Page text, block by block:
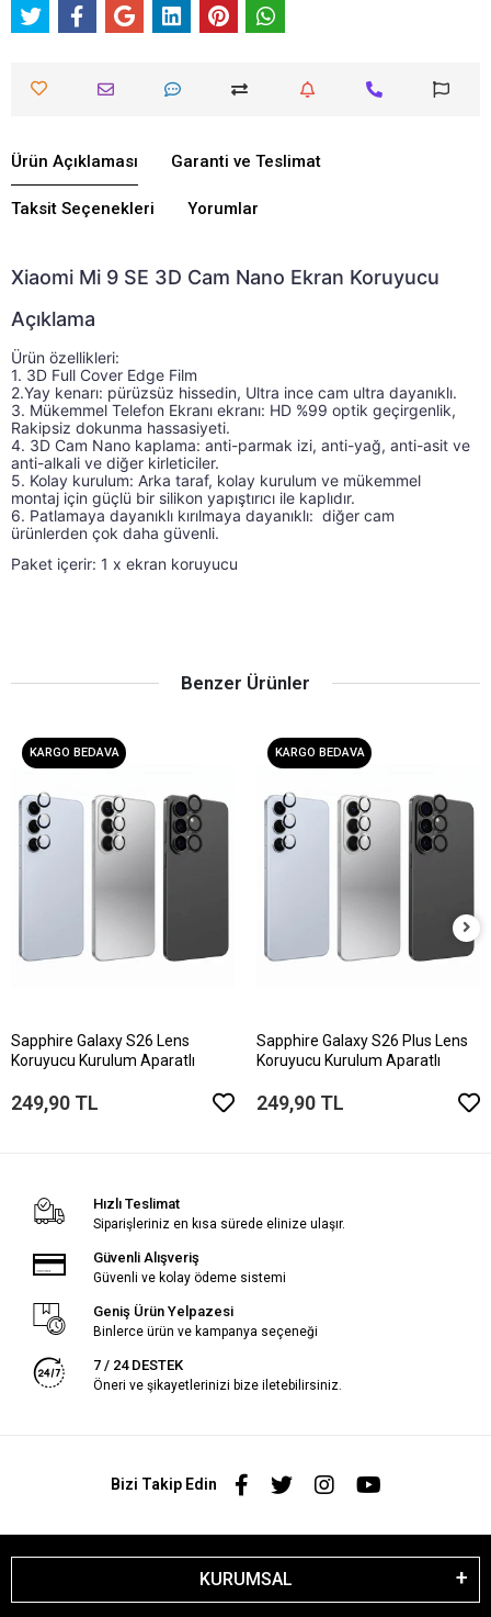
Ürün Açıklaması Garanti ve Teslimat
Taksit Seçenekleri Yorumlar
Xiaomi Mi 9 SE 3D Cam Nano Ekran Koruyucu
Açıklama
Ürün özellikleri: 1. 2.5D Yay kenarı: pürüzsüz
Ürün özellikleri:
1. 3D Full Cover Edge Film
2.Yay kenarı: pürüzsüz hissedin, Ultra ince cam ultra dayanıklı.
3. Mükemmel Telefon Ekranı ekranı: HD %99 optik geçirgenlik,
Rakipsiz dokunma hassasiyeti.
4. 3D Cam Nano kaplama: anti-parmak izi, anti-yağ, anti-asit ve
anti-alkali ve diğer kirleticiler.
5. Kolay kurulum: Arka taraf, kolay kurulum ve mükemmel
montaj için güçlü bir silikon yapıştırıcı ile kaplıdır.
6. Patlamaya dayanıklı kırılmaya dayanıklı:  diğer cam
ürünlerden çok daha güvenli.
Paket içerir: 1 x ekran koruyucu
Benzer Ürünler
KARGO BEDAVA
Sapphire Galaxy S26 Lens
Koruyucu Kurulum Aparatlı
249,90 TL
KARGO BEDAVA
Sapphire Galaxy S26 Plus Lens
Koruyucu Kurulum Aparatlı
249,90 TL
Hızlı Teslimat
Siparişleriniz en kısa sürede elinize ulaşır.
Güvenli Alışveriş
Güvenli ve kolay ödeme sistemi
Geniş Ürün Yelpazesi
Binlerce ürün ve kampanya seçeneği
7 / 24 DESTEK
Öneri ve şikayetlerinizi bize iletebilirsiniz.
Bizi Takip Edin
KURUMSAL